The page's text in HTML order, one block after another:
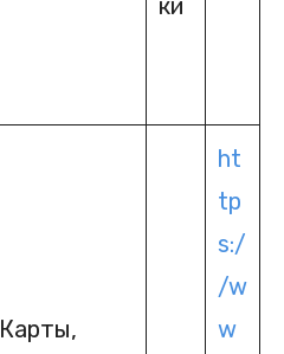
ки
Карты,
ht
tp
s:/
/w
w